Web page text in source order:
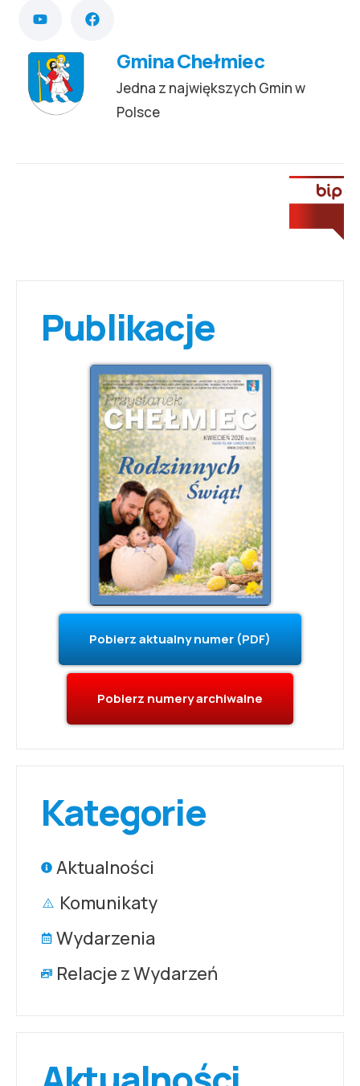
Gmina Chełmiec
Jedna z największych Gmin w
Polsce
Publikacje
Pobierz aktualny numer (PDF)
Pobierz numery archiwalne
Kategorie
Aktualności
Komunikaty
Wydarzenia
Relacje z Wydarzeń